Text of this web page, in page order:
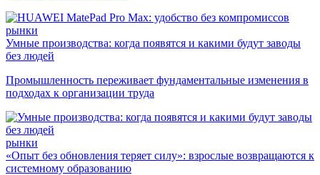
рынки
Умные производства: когда появятся и какими будут заводы
без людей
Промышленность переживает фундаментальные изменения в
подходах к организации труда
рынки
«Опыт без обновления теряет силу»: взрослые возвращаются к
системному образованию